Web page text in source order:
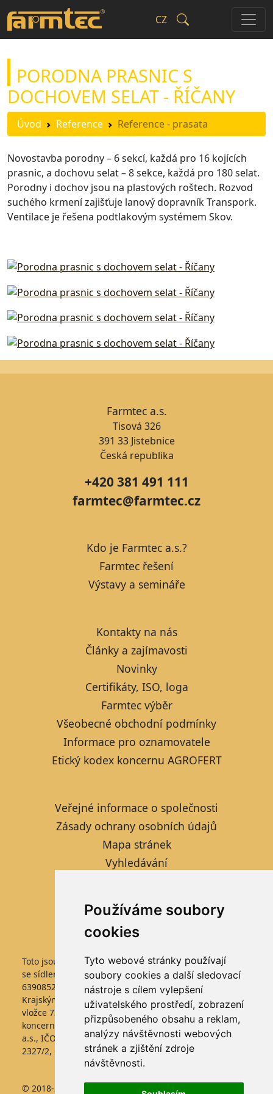
Používáme soubory
cookies
Tyto webové stránky používají
soubory cookies a další sledovací
nástroje s cílem vylepšení
uživatelského prostředí, zobrazení
přizpůsobeného obsahu a reklam,
analýzy návštěvnosti webových
stránek a zjištění zdroje
návštěvnosti.
CZ
PORODNA PRASNIC S
DOCHOVEM SELAT - ŘÍČANY
Úvod Reference Reference - prasata
Novostavba porodny – 6 sekcí, každá pro 16 kojících
prasnic, a dochovu selat – 8 sekce, každá pro 180 selat.
Porodny i dochov jsou na plastových roštech. Rozvod
suchého krmení zajišťuje lanový dopravník Transpork.
Ventilace je řešena podtlakovým systémem Skov.
Farmtec a.s.
Tisová 326
391 33 Jistebnice
Česká republika
+420 381 491 111
farmtec@farmtec.cz
Kdo je Farmtec a.s.?
Farmtec řešení
Výstavy a semináře
Kontakty na nás
Články a zajímavosti
Novinky
Certifikáty, ISO, loga
Farmtec výběr
Všeobecné obchodní podmínky
Informace pro oznamovatele
Etický kodex koncernu AGROFERT
Veřejné informace o společnosti
Zásady ochrany osobních údajů
Mapa stránek
Vyhledávání
Nastavení cookies
Toto jsou internetové stránky společnosti FARMTEC a.s.,
se sídlem Jistebnice, Tisová 326, PSČ 391 33, IČO
63908522, zapsané v obchodním rejstříku vedeném
Krajským soudem v Českých Budějovicích, v oddílu B,
vložce 736. Společnost FARMTEC a.s., je členem
koncernu AGROFERT řízeného společností AGROFERT,
a.s., IČO 26185610, se sídlem na adrese Pyšelská
2327/2, Chodov, 149 00 Praha 4.
© 2018-2025 Farmtec a.s. * Jakékoliv užití obsahu